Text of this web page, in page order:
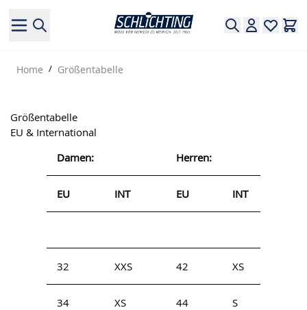
Home / Größentabelle
Größentabelle
EU & International
Damen:
Herren:
EU INT EU INT
32 XXS 42 XS
34 XS 44 S